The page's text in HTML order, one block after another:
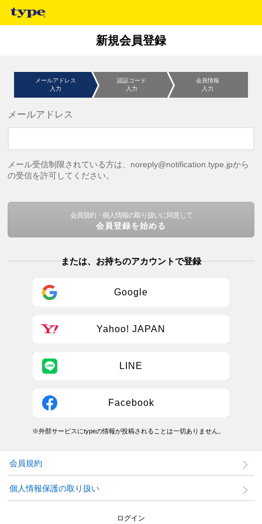
新規会員登録
メールアドレス
入力
認証コード
入力
会員情報
入力
メールアドレス
メール受信制限されている方は、noreply@notification.type.jpから
の受信を許可してください。
会員規約・個人情報の取り扱いに同意して
会員登録を始める
または、お持ちのアカウントで登録
Google
Yahoo! JAPAN
LINE
Facebook
※外部サービスにtypeの情報が投稿されることは一切ありません。
会員規約
個人情報保護の取り扱い
ログイン